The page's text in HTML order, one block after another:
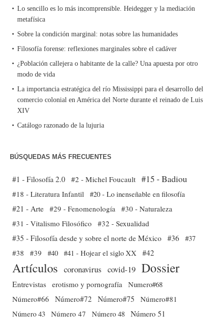
Lo sencillo es lo más incomprensible. Heidegger y la mediación
metafísica
Sobre la condición marginal: notas sobre las humanidades
Filosofía forense: reflexiones marginales sobre el cadáver
¿Población callejera o habitante de la calle? Una apuesta por otro
modo de vida
La importancia estratégica del río Mississippi para el desarrollo del
comercio colonial en América del Norte durante el reinado de Luis
XIV
Catálogo razonado de la lujuria
BÚSQUEDAS MÁS FRECUENTES
#1 - Filosofía 2.0 #2 - Michel Foucault #15 - Badiou
#18 - Literatura Infantil #20 - Lo inenseñable en filosofía
#21 - Arte #29 - Fenomenología
#30 - Naturaleza
#31 - Vitalismo Filosófico
#32 - Sexualidad
#35 - Filosofía desde y sobre el norte de México #36 #37
#38
#39 #40 #41 - Hojear el siglo XX #42
Artículos coronavirus covid-19 Dossier
Entrevistas erotismo y pornografía
Numero#68
Número#66
Número#72 Número#75
Número#81
Número 43 Número 47 Número 48 Número 51